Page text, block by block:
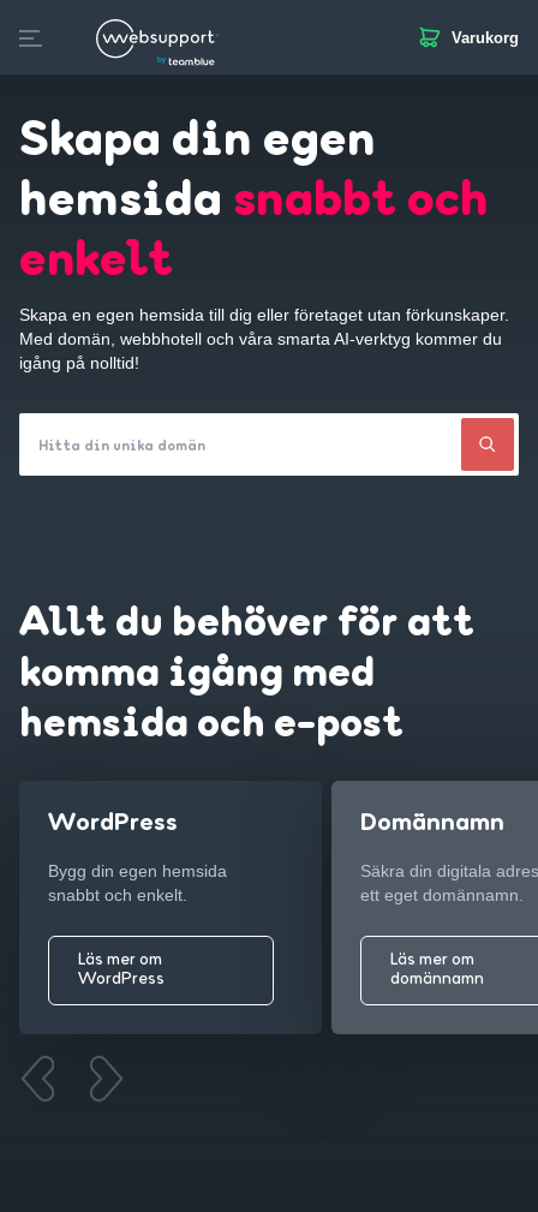
Skip
Varukorg
Skapa din egen
hemsida snabbt och
enkelt
Skapa en egen hemsida till dig eller företaget utan förkunskaper.
Med domän, webbhotell och våra smarta AI-verktyg kommer du
igång på nolltid!
Hitta din unika domän
Allt du behöver för att
komma igång med
hemsida och e-post
WordPress
Bygg din egen hemsida
snabbt och enkelt.
Läs mer om
WordPress
Domännamn
Säkra din digitala
ett eget domännamn.
Läs mer om
domännamn